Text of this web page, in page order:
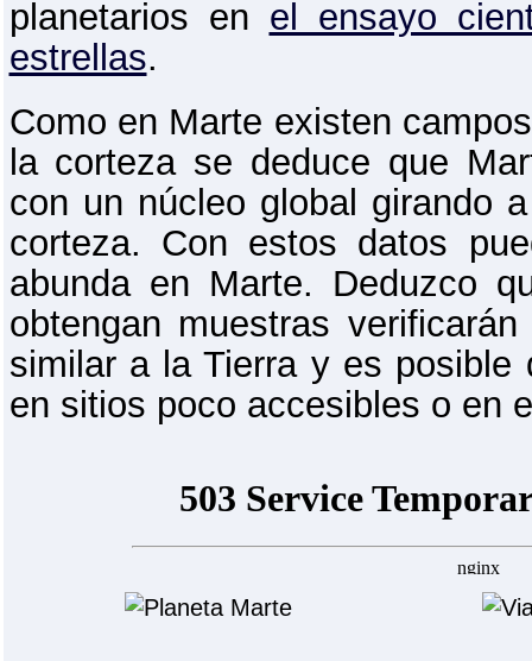
planetarios en el ensayo
estrellas.
Como en Marte existen
la corteza se deduce que
con un núcleo global girando
corteza. Con estos datos
abunda en Marte. Deduzco
obtengan muestras
similar a la Tierra y es posible
en sitios poco accesibles o en